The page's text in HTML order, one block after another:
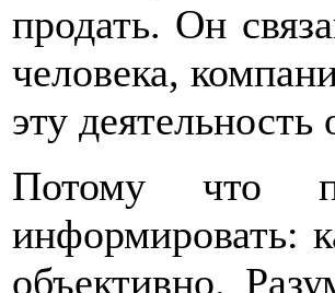
продать. Он
человека,
эту
Потому что
информировать:
объективно.